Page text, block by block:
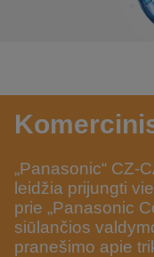
„Panasonic“ CZ-
leidžia prijungti
prie „Panasonic
siūlančios
pranešimo apie